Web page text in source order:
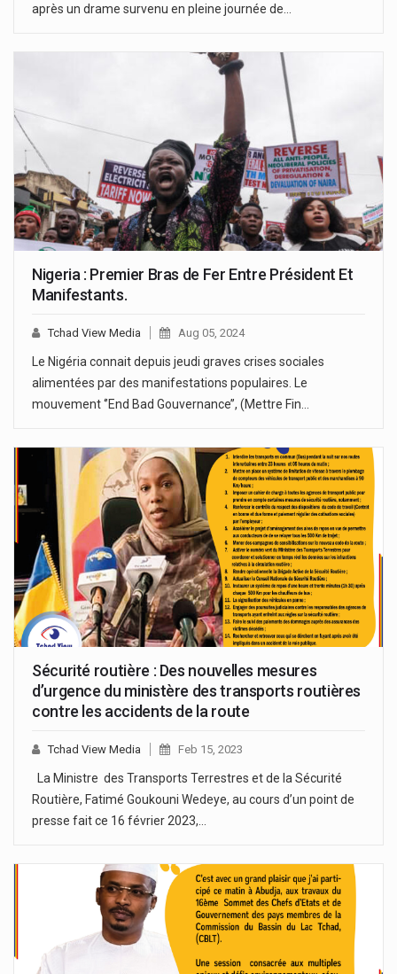
après un drame survenu en pleine journée de…
Nigeria : Premier Bras de Fer Entre Président Et
Manifestants.
Tchad View Media Aug 05, 2024
Le Nigéria connait depuis jeudi graves crises sociales
alimentées par des manifestations populaires. Le
mouvement ‘’End Bad Gouvernance’’, (Mettre Fin…
Sécurité routière : Des nouvelles mesures
d’urgence du ministère des transports routières
contre les accidents de la route
Tchad View Media Feb 15, 2023
La Ministre des Transports Terrestres et de la Sécurité
Routière, Fatimé Goukouni Wedeye, au cours d’un point de
presse fait ce 16 février 2023,…